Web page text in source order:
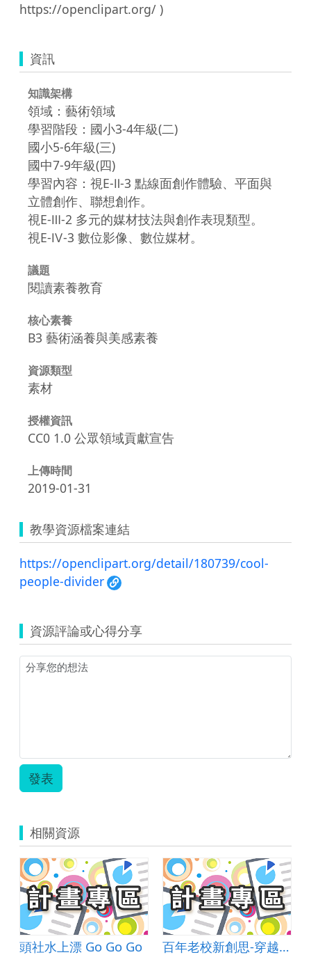
資訊
知識架構
領域：藝術領域
學習階段：國小3-4年級(二)
國小5-6年級(三)
國中7-9年級(四)
學習內容：視E-Ⅱ-3 點線面創作體驗、平面與
立體創作、聯想創作。
視E-Ⅲ-2 多元的媒材技法與創作表現類型。
視E-Ⅳ-3 數位影像、數位媒材。
議題
閱讀素養教育
核心素養
B3 藝術涵養與美感素養
資源類型
素材
授權資訊
CC0 1.0 公眾領域貢獻宣告
上傳時間
2019-01-31
教學資源檔案連結
https://openclipart.org/detail/180739/cool-
people-divider
資源評論或心得分享
發表
相關資源
頭社水上漂 Go Go Go 百年老校新創思-穿越古今「遊」校史